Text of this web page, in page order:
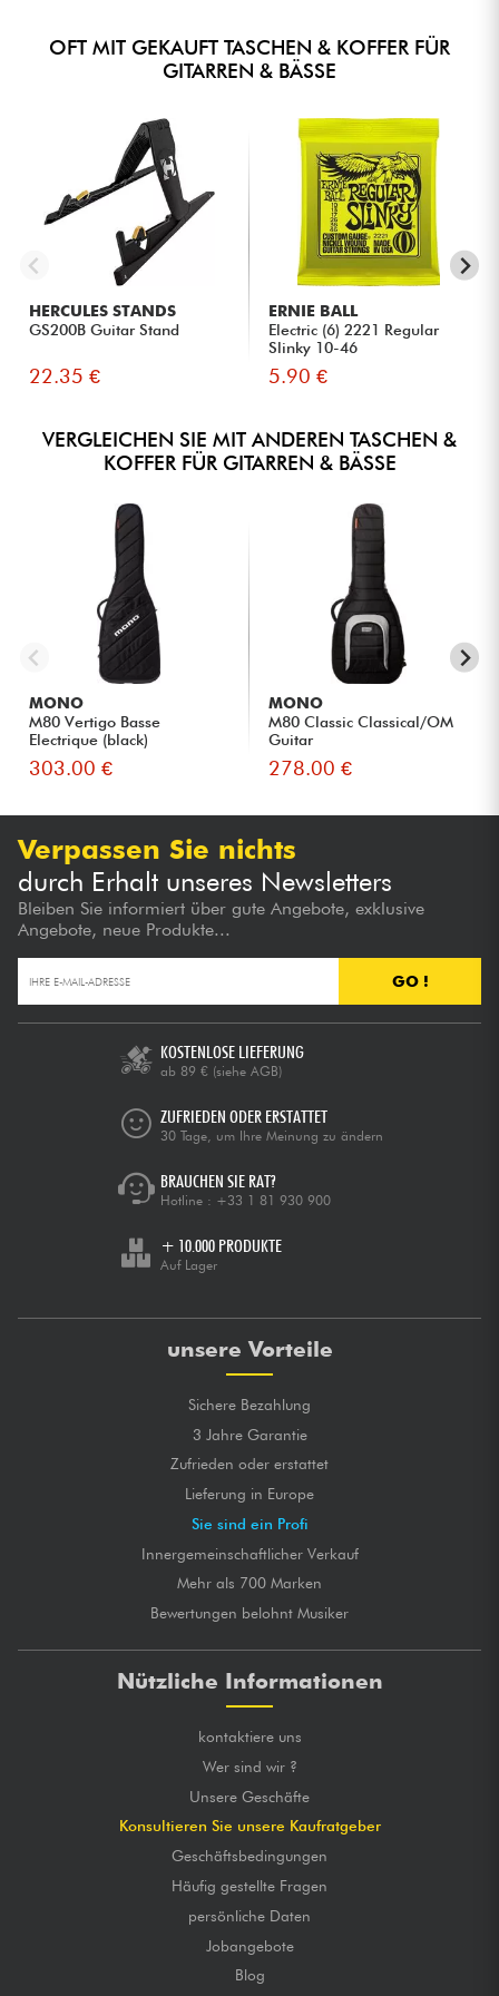
OFT MIT GEKAUFT TASCHEN & KOFFER FÜR
GITARREN & BÄSSE
HERCULES STANDS
GS200B Guitar Stand
22.35 €
ERNIE BALL
Electric (6) 2221 Regular
Slinky 10-46
5.90 €
VERGLEICHEN SIE MIT ANDEREN TASCHEN &
KOFFER FÜR GITARREN & BÄSSE
MONO
M80 Vertigo Basse
Electrique (black)
303.00 €
MONO
M80 Classic Classical/OM
Guitar
278.00 €
Verpassen Sie nichts
durch Erhalt unseres Newsletters
Bleiben Sie informiert über gute Angebote, exklusive
Angebote, neue Produkte...
GO !
KOSTENLOSE LIEFERUNG
ab 89 € (siehe AGB)
ZUFRIEDEN ODER ERSTATTET
30 Tage, um Ihre Meinung zu ändern
BRAUCHEN SIE RAT?
Hotline : +33 1 81 930 900
+ 10.000 PRODUKTE
Auf Lager
unsere Vorteile
Sichere Bezahlung
3 Jahre Garantie
Zufrieden oder erstattet
Lieferung in Europe
Sie sind ein Profi
Innergemeinschaftlicher Verkauf
Mehr als 700 Marken
Bewertungen belohnt Musiker
Nützliche Informationen
kontaktiere uns
Wer sind wir ?
Unsere Geschäfte
Konsultieren Sie unsere Kaufratgeber
Geschäftsbedingungen
Häufig gestellte Fragen
persönliche Daten
Jobangebote
Blog